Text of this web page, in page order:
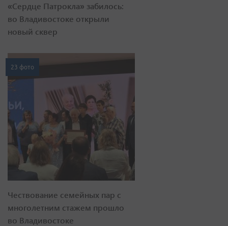
«Сердце Патрокла» забилось:
во Владивостоке открыли
новый сквер
23 фото
Чествование семейных пар с
многолетним стажем прошло
во Владивостоке